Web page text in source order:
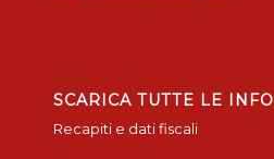
SCARICA TUTTE LE INFO
Recapiti e dati fiscali